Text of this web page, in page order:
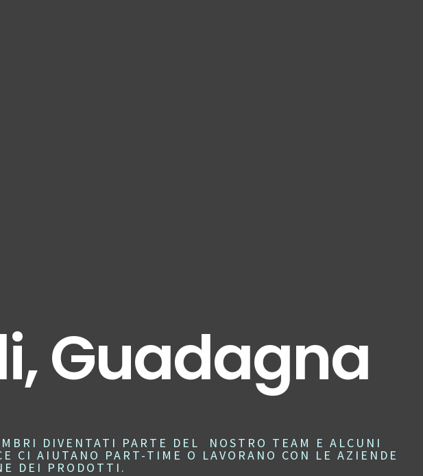
Guadagna
DIVENTATI PARTE DEL NOSTRO TEAM E ALCUNI
CI AIUTANO PART-TIME O LAVORANO CON LE AZIENDE
DEI PRODOTTI.